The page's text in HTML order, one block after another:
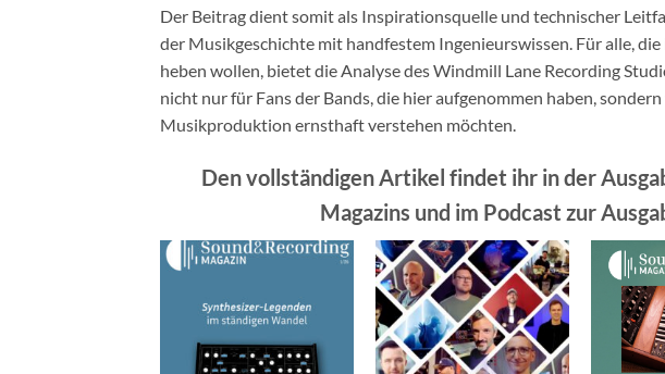
Der Beitrag dient somit als Inspirationsquelle und technischer
der Musikgeschichte mit handfestem Ingenieurswissen. Für alle,
heben wollen, bietet die Analyse des Windmill Lane Recording
nicht nur für Fans der Bands, die hier aufgenommen haben,
Musikproduktion ernsthaft verstehen möchten.
Den vollständigen Artikel findet ihr in der
Magazins und im Podcast zur